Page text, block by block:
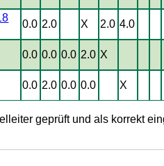
0.0 2.0 X 2.0 4.0
0.0 0.0 0.0 2.0 X
0.0 2.0 0.0 0.0 X
geprüft und als korrekt